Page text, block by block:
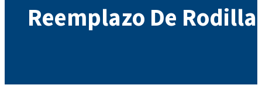
Reemplazo De